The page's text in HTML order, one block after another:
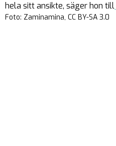
hela sitt ansikte, säger hon till
Foto: Zaminamina, CC BY-SA 3.0